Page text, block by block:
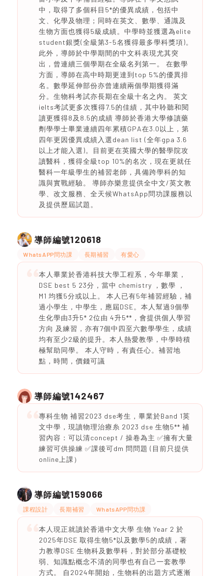
中，取得了多個科目5*的優異成績，包括中
文、化學及物理；同時在英文、數學、通識及
生物方面也獲得5級成績。中學時並獲選為elite
student銀獎(全級第3-5名獲得最多學科獎項)。
此外，導師於中學期間的中文科表現尤其突
出，曾連續三個學期在全級名列第一。 在數學
方面，導師在高中時期更達到top 5%的優異排
名。數學延伸部份亦曾連續兩個學期獲得滿
分。生物科考試亦長期在全級十名之內。 英文
ielts考試更多次獲得7.5的佳績，其中聆聽和閱
讀更獲得8及8.5的成績 導師於香港大學修讀藥
劑學學士畢業連續四年累積GPA在3.0以上，第
四年更因優異成績入選dean list (全年gpa 3.6
以上才能入選)。目前更在英國大學的醫學院攻
讀醫科，獲得全級top 10%的名次，現在更就任
醫科一年級學生的補習老師，具備跨學科的知
識與實戰經驗。 導師亦樂意提供全中文/英文教
學、改文服務、全天候WhatsApp問功課服務以
及提供歷屆試題。
導師編號120618
WhatsAPP問功課 長期補習 有愛心
本人畢業於香港科技大學工程系，今年畢業，
DSE best 5 23分，當中 chemistry ，數學 ，
M1 均獲5分或以上。 本人已有5年補習經驗，補
過小學生，中學生，應屆DSE。本人幫過9個學
生化學由3升5* 2位由 4升5**，會提供個人學習
方向 及練習，亦有7個中四至六數學學生，成績
均有至少2級的提升。本人熱愛教學，中學時積
極幫助同學。 本人守時，有責任心。補習地
點，時間，價錢可議
導師編號142467
專科生物 補習2023 dse考生，畢業於Band 1英
文中學，現讀物理治療糸 2023 dse 生物5** 補
習內容：可以清concept / 操卷為主 ✅擁有大量
練習可供操練 ✅課後可dm 問問題 (目前只提供
online上課）
導師編號159066
課程設計 長期補習 WhatsAPP問功課
本人現正就讀於香港中文大學 生物 Year 2 於
2025年DSE 取得生物5*以及數學5的成績，著
力教導DSE 生物科及數學科，對於部分基礎較
弱、知識點概念不清的同學也有自己一套教學
方式。 自2024年開始，生物科的出題方式逐漸